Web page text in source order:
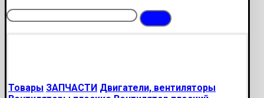
Товары ЗАПЧАСТИ Двигатели, вентиляторы